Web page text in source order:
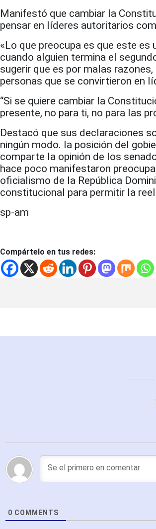
Manifestó que cambiar la
pensar en líderes autoritarios
«Lo que preocupa es que este
cuando alguien termina el
sugerir que es por malas
personas que se convirtieron en
“Si se quiere cambiar la
presente, no para ti, no para las
Destacó que sus declaraciones
ningún modo. la posición del
comparte la opinión de los
hace poco manifestaron
oficialismo de la República
constitucional para permitir la
sp-am
Compártelo en tus redes:
0 COMMENTS